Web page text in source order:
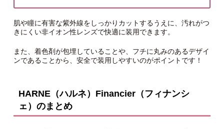
肌や瞳に有害な紫外線をしっかりカットするうえに、汚れがつ
きにくい非イオン性レンズで快適に装用できます。
また、着色剤が包埋していることや、フチに丸みのあるデザイ
ンであることから、安全で装用しやすいのがポイントです！
HARNE（ハルネ）Financier（フィナンシ
ェ）のまとめ